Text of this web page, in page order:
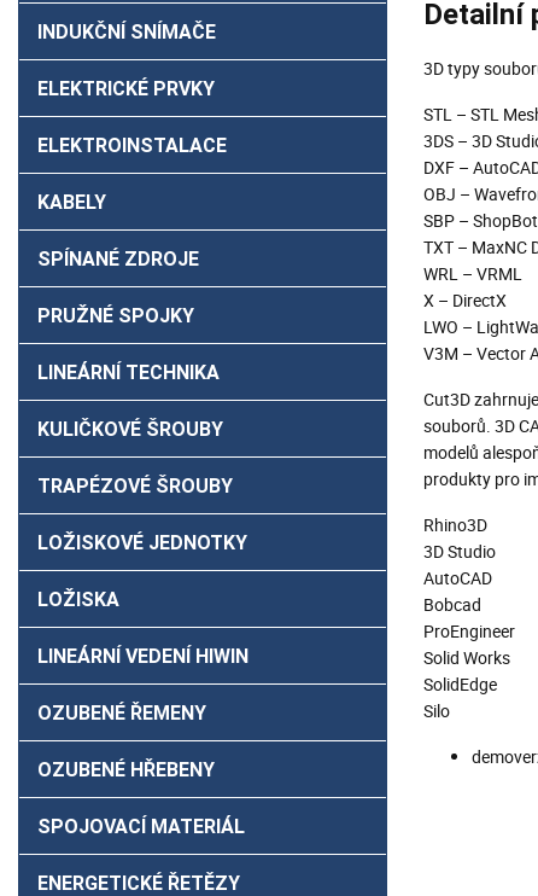
INDUKČNÍ SNÍMAČE
ELEKTRICKÉ PRVKY
ELEKTROINSTALACE
KABELY
SPÍNANÉ ZDROJE
PRUŽNÉ SPOJKY
LINEÁRNÍ TECHNIKA
KULIČKOVÉ ŠROUBY
TRAPÉZOVÉ ŠROUBY
LOŽISKOVÉ JEDNOTKY
LOŽISKA
LINEÁRNÍ VEDENÍ HIWIN
OZUBENÉ ŘEMENY
OZUBENÉ HŘEBENY
SPOJOVACÍ MATERIÁL
ENERGETICKÉ ŘETĚZY
Detailní
3D typy
STL – STL
3DS – 3D
DXF –
OBJ –
SBP –
TXT – MaxNC
WRL – VRML
X – DirectX
LWO –
V3M – Vector
Cut3D
souborů. 3D
modelů
produkty pro
Rhino3D
3D Studio
AutoCAD
Bobcad
ProEngineer
Solid Works
SolidEdge
Silo